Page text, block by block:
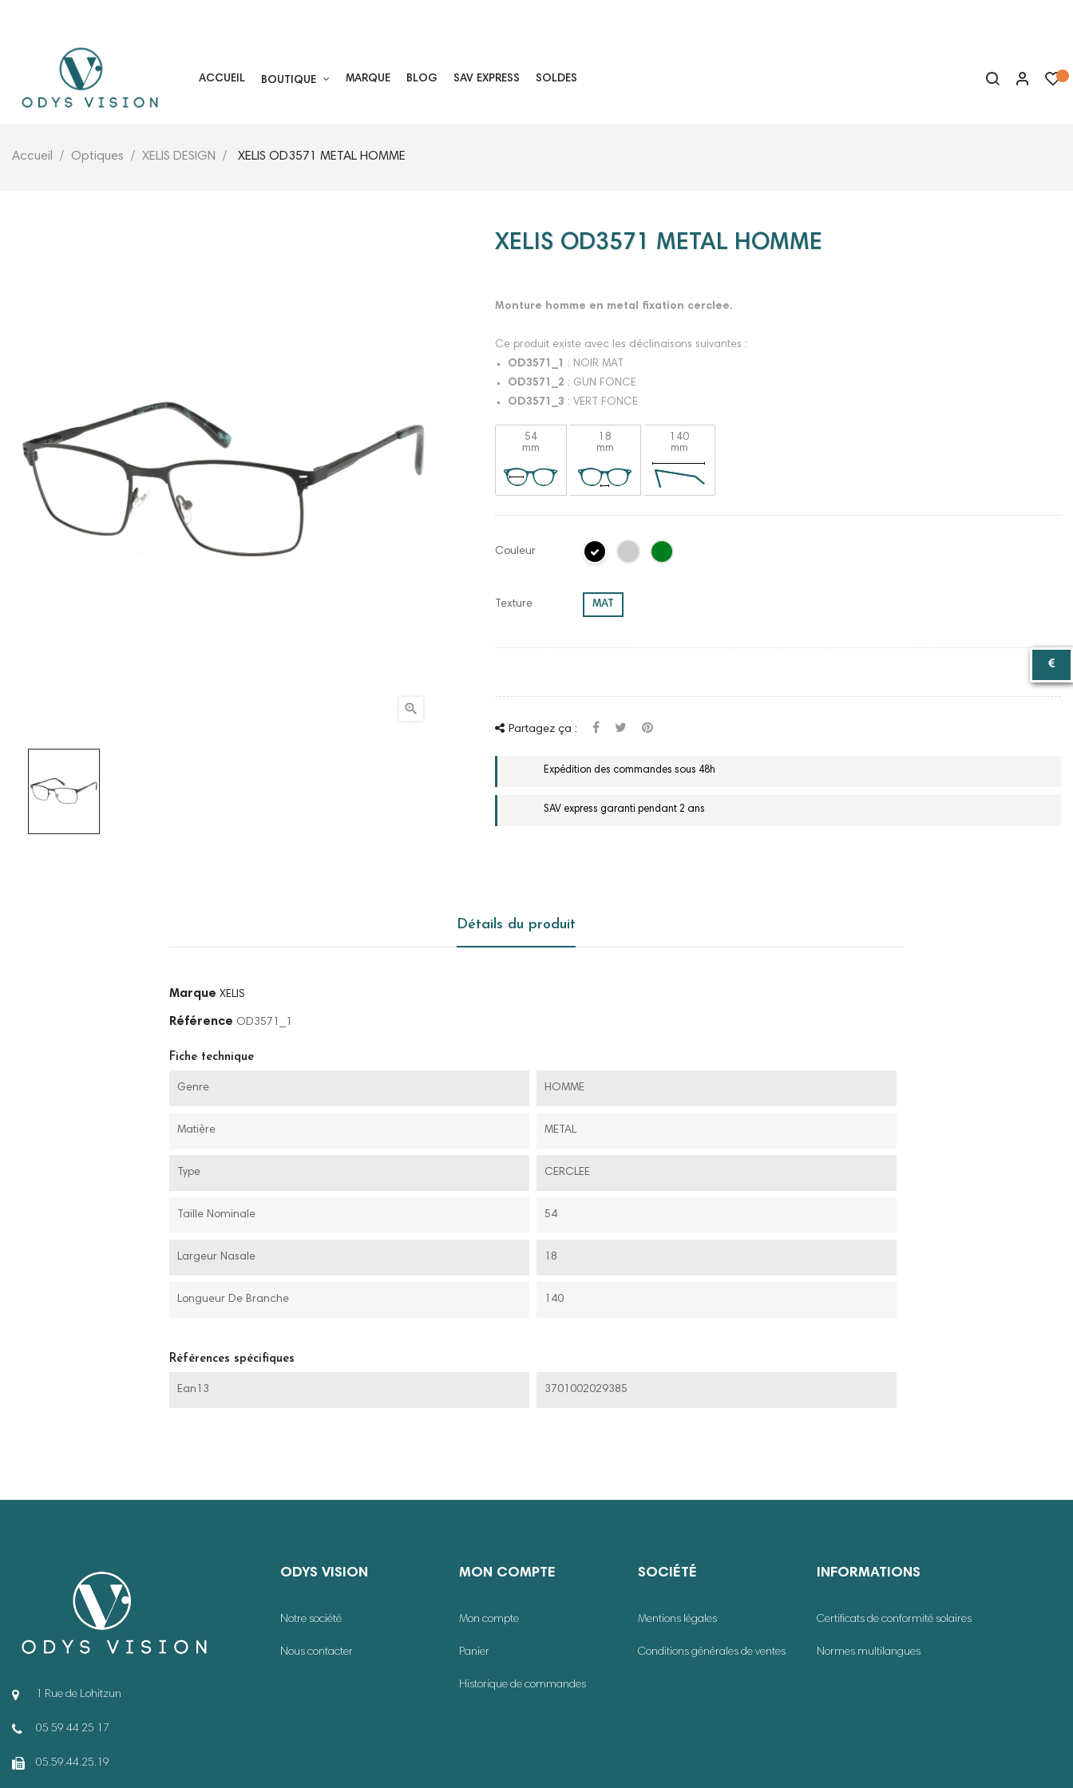
ACCUEIL BOUTIQUE MARQUE BLOG SAV EXPRESS SOLDES
Accueil Optiques XELIS DESIGN XELIS OD3571 METAL HOMME

XELIS OD3571 METAL HOMME
Monture homme en metal fixation cerclee.
Ce produit existe avec les déclinaisons suivantes :
OD3571_1 : NOIR MAT
OD3571_2 : GUN FONCE
OD3571_3 : VERT FONCE
54
mm
18
mm
140
mm
Couleur
Texture MAT
Partagez ça :
Expédition des commandes sous 48h
SAV express garanti pendant 2 ans
Détails du produit
Marque XELIS
Référence OD3571_1
Fiche technique
Genre HOMME
Matière METAL
Type CERCLEE
Taille Nominale 54
Largeur Nasale 18
Longueur De Branche 140
Références spécifiques
Ean13 3701002029385
1 Rue de Lohitzun
05 59 44 25 17
05.59.44.25.19
ODYS VISION
Notre société
Nous contacter
MON COMPTE
Mon compte
Panier
Historique de commandes
SOCIÉTÉ
Mentions légales
Conditions générales de ventes
INFORMATIONS
Certificats de conformité solaires
Normes multilangues